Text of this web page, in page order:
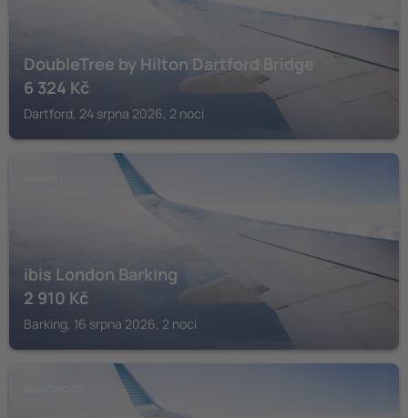
DoubleTree by Hilton Dartford Bridge
6 324 Kč
Dartford, 24 srpna 2026, 2 noci
ibis London Barking
2 910 Kč
Barking, 16 srpna 2026, 2 noci